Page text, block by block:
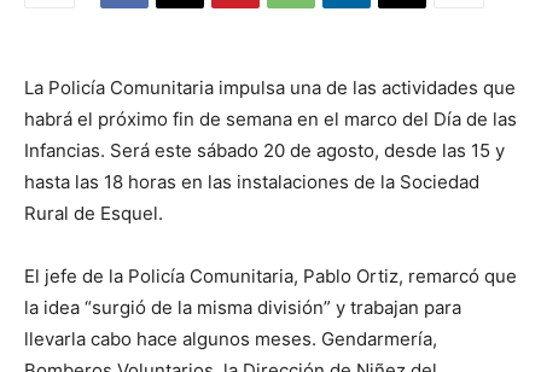
La Policía Comunitaria impulsa una de las actividades que
habrá el próximo fin de semana en el marco del Día de las
Infancias. Será este sábado 20 de agosto, desde las 15 y
hasta las 18 horas en las instalaciones de la Sociedad
Rural de Esquel.
El jefe de la Policía Comunitaria, Pablo Ortiz, remarcó que
la idea “surgió de la misma división” y trabajan para
llevarla cabo hace algunos meses. Gendarmería,